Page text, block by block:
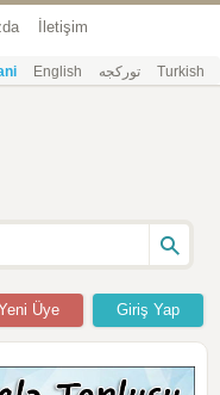
İletişim
English تورکجه Turkish
Giriş Yap
Üye